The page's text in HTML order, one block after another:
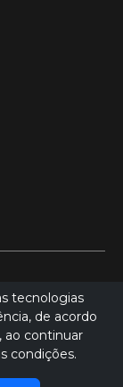
tecnologias
de acordo
ao continuar
condições.